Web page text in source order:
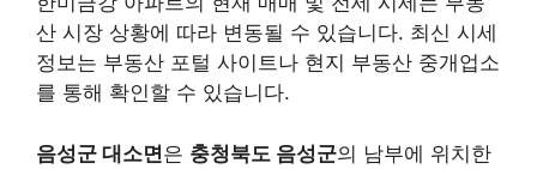
산 시장 상황에 따라 변동될 수 있습니다. 최신 시세
정보는 부동산 포털 사이트나 현지 부동산 중개업소
를 통해 확인할 수 있습니다.
음성군 대소면은 충청북도 음성군의 남부에 위치한